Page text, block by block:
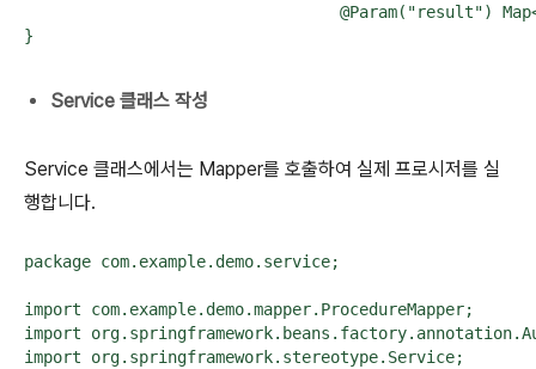
@Param("result")
}
Service 클래스 작성
Service 클래스에서는 Mapper를 호출하여 실제 프로시저를 실
행합니다.
package com.example.demo.service;
import com.example.demo.mapper.ProcedureMapper;
import
import org.springframework.stereotype.Service;